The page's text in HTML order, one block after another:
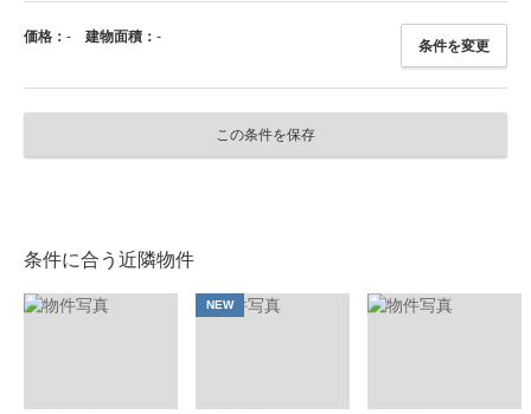
価格： - 建物面積： -
条件を変更
この条件を保存
条件に合う近隣物件
NEW